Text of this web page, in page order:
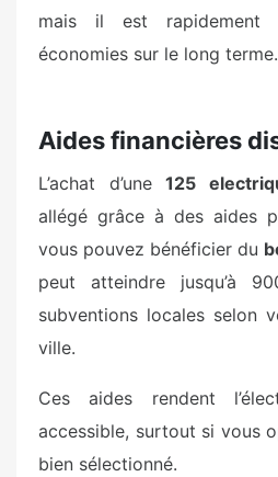
mais il est rapidement
économies sur le long terme.
Aides financières
L’achat d’une125
allégé grâce à des aides
vous pouvez bénéficier du
peut atteindre jusqu’à
subventions locales selon
ville.
Ces aides rendent
accessible, surtout si vous
bien sélectionné.